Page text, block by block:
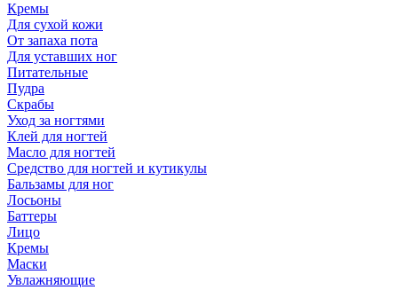
Кремы
Для сухой кожи
От запаха пота
Для уставших ног
Питательные
Пудра
Скрабы
Уход за ногтями
Клей для ногтей
Масло для ногтей
Средство для ногтей и кутикулы
Бальзамы для ног
Лосьоны
Баттеры
Лицо
Кремы
Маски
Увлажняющие